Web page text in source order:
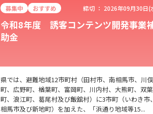
募集中 おすすめ 締切 ： 2026年09月30日(
令和8年度 誘客コンテンツ開発事業
助金
県では、避難地域12市町村（田村市、南相馬市、川俣
町、広野町、楢葉町、富岡町、川内村、大熊町、双葉
町、浪江町、葛尾村及び飯舘村）に3市町（いわき市、
相馬市及び新地町）を加えた、「浜通り地域等15...